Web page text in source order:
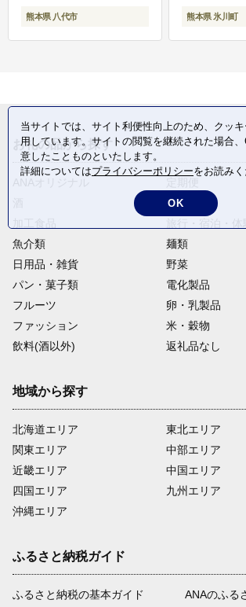
熊本県 八代市 熊本県 氷川町
お礼の品から探す
肉類
魚介類
麺類
日用品・雑貨
野菜
パン・菓子類
電化製品
フルーツ
卵・乳製品
ファッション
米・穀物
飲料(酒以外)
返礼品なし
地域から探す
北海道エリア
関東エリア
近畿エリア
四国エリア
沖縄エリア
東北エリア
中部エリア
中国エリア
九州エリア
ふるさと納税ガイド
ふるさと納税の基本ガイド
ANAのふる
当サイトでは、サイト利便性向上のため、クッ
用しています。サイトの閲覧を継続された場合
意したことものといたします。
詳細についてはプライバシーポリシーをお読みく
OK